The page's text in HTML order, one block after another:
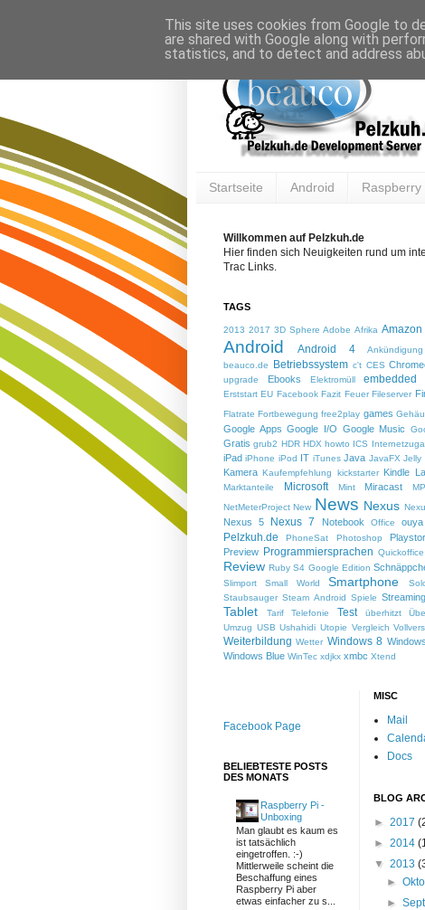
Startseite Android Raspberry
Willkommen auf Pelzkuh.de
Hier finden sich Neuigkeiten rund um
Trac Links.
TAGS
2013 2017 3D Sphere Adobe Afrika Amazon
Android Android 4 Ankündigung
beauco.de Betriebssystem c't CES
upgrade
Ebooks Elektromüll embedded
Erststart EU Facebook Fazit Feuer Fileserver
Flatrate Fortbewegung free2play games
Google Apps Google I/O Google Music
Gratis grub2 HDR HDX howto ICS
iPad iPhone iPod IT iTunes Java JavaFX Jelly
Kamera Kaufempfehlung kickstarter Kindle
Marktanteile Microsoft Mint Miracast
NetMeterProject New News Nexus
Nexus 5 Nexus 7 Notebook Office ouya
Pelzkuh.de
PhoneSat Photoshop
Preview Programmiersprachen Quickoffice
Review Ruby S4 Google Edition
Slimport Small World Smartphone
Staubsauger Steam Android Spiele
Tablet Tarif Telefonie Test überhitzt
Umzug USB Ushahidi Utopie Vergleich
Weiterbildung Wetter Windows 8
Windows Blue WinTec xdjkx xmbc Xtend
Facebook Page
BELIEBTESTE POSTS
DES MONATS
Raspberry Pi -
Unboxing
Man glaubt es kaum es
ist tatsächlich
eingetroffen. :-)
Mittlerweile scheint die
Beschaffung eines
Raspberry Pi aber
etwas einfacher zu s...
MISC
Mail
Docs
BLOG
► 2017
► 2014
▼ 2013
►
►
This site uses cookies from Google to
are shared with Google along with
statistics, and to detect and address